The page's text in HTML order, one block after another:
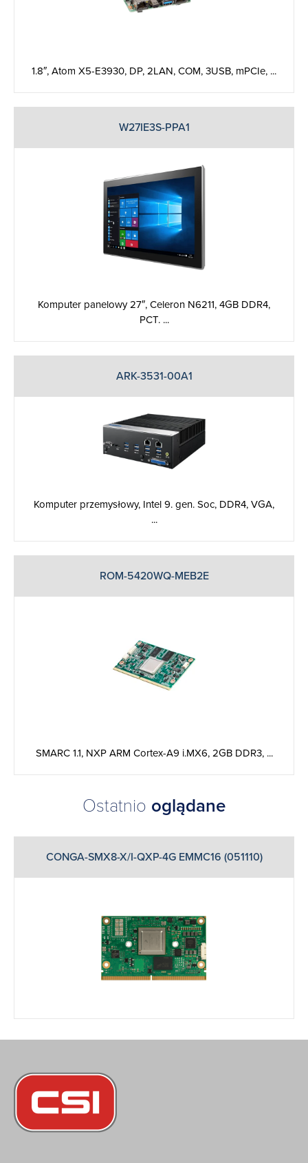
1.8″, Atom X5-E3930, DP, 2LAN, COM, 3USB, mPCIe, ...
W27IE3S-PPA1
Komputer panelowy 27″, Celeron N6211, 4GB DDR4,
PCT. ...
ARK-3531-00A1
Komputer przemysłowy, Intel 9. gen. Soc, DDR4, VGA,
...
ROM-5420WQ-MEB2E
SMARC 1.1, NXP ARM Cortex-A9 i.MX6, 2GB DDR3, ...
Ostatnio oglądane
CONGA-SMX8-X/I-QXP-4G EMMC16 (051110)